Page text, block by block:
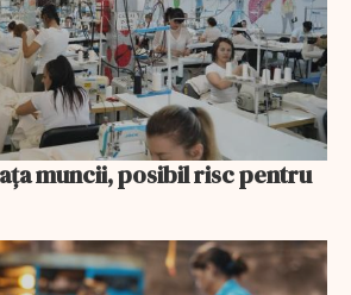
muncii, posibil risc pentru